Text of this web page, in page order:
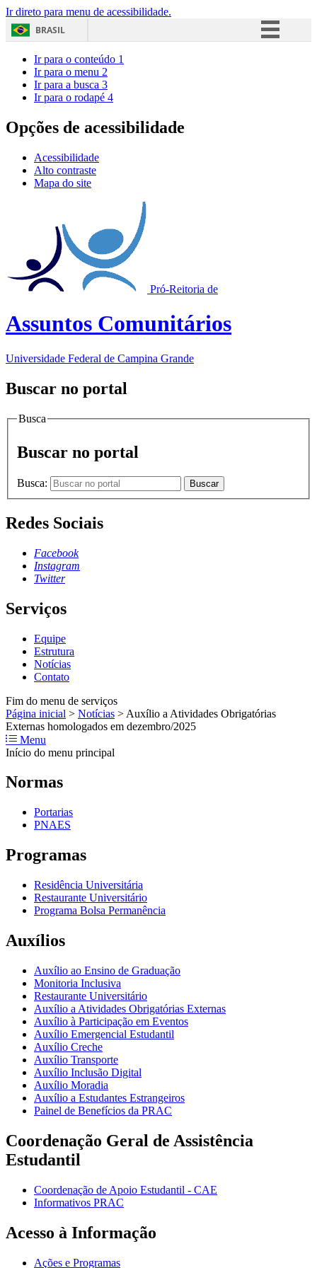
Ir direto para menu de acessibilidade.
BRASIL
Acesso à informação
Ir para o conteúdo 1
Ir para o menu 2
Ir para a busca 3
Ir para o rodapé 4
Opções de acessibilidade
Acessibilidade
Alto contraste
Mapa do site
Pró-Reitoria de
Assuntos Comunitários
Universidade Federal de Campina Grande
Buscar no portal
Busca
Buscar no portal
Busca: Buscar
Redes Sociais
Facebook
Instagram
Twitter
Serviços
Equipe
Estrutura
Notícias
Contato
Fim do menu de serviços
Página inicial > Notícias > Auxílio a Atividades Obrigatórias
Externas homologados em dezembro/2025
Menu
Início do menu principal
Normas
Portarias
PNAES
Programas
Residência Universitária
Restaurante Universitário
Programa Bolsa Permanência
Auxílios
Auxílio ao Ensino de Graduação
Monitoria Inclusiva
Restaurante Universitário
Auxílio a Atividades Obrigatórias Externas
Auxílio à Participação em Eventos
Auxílio Emergencial Estudantil
Auxílio Creche
Auxílio Transporte
Auxílio Inclusão Digital
Auxílio Moradia
Auxílio a Estudantes Estrangeiros
Painel de Benefícios da PRAC
Coordenação Geral de Assistência
Estudantil
Coordenação de Apoio Estudantil - CAE
Informativos PRAC
Acesso à Informação
Ações e Programas